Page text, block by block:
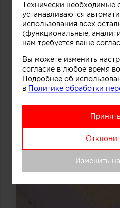
Технически необходимые
устанавливаются
использования всех
(функциональные,
нам требуется ваше
Вы можете изменить
согласие в любое время
Подробнее об
в Политике обработки
Изменить